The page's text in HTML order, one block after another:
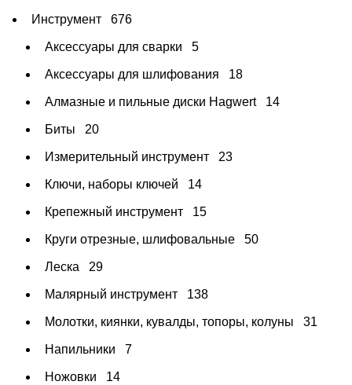
Инструмент 676
Аксессуары для сварки 5
Аксессуары для шлифования 18
Алмазные и пильные диски Hagwert 14
Биты 20
Измерительный инструмент 23
Ключи, наборы ключей 14
Крепежный инструмент 15
Круги отрезные, шлифовальные 50
Леска 29
Малярный инструмент 138
Молотки, киянки, кувалды, топоры, колуны 31
Напильники 7
Ножовки 14